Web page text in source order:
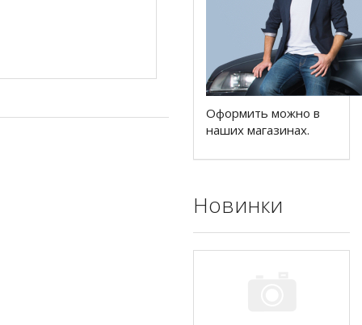
Оформить можно в
наших магазинах.
Новинки